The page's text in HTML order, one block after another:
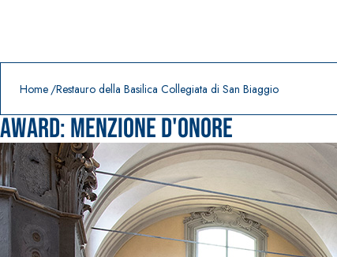
Home Restauro della Basilica Collegiata di San Biaggio
Award:Menzione d'onore
Prodotti in primo piano